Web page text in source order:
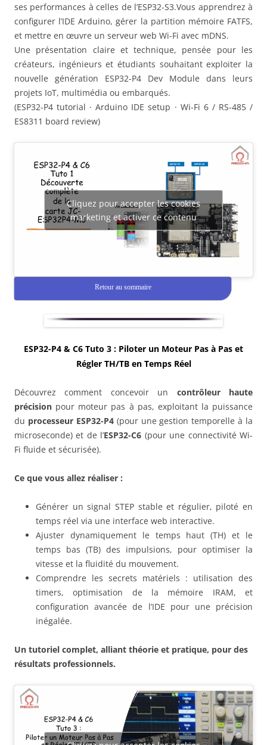
ses performances à celles de l’ESP32-S3.Vous apprendrez à
configurer l’IDE Arduino, gérer la partition mémoire FATFS,
et mettre en œuvre un serveur web Wi-Fi avec mDNS.
Une présentation claire et technique, pensée pour les
créateurs, ingénieurs et étudiants souhaitant exploiter la
nouvelle génération ESP32-P4 Dev Module dans leurs
projets IoT, multimédia ou embarqués.
(ESP32-P4 tutorial · Arduino IDE setup · Wi-Fi 6 / RS-485 /
ES8311 board review)
Cliquez pour accepter les cookies
marketing et activer ce contenu
Retour au sommaire
ESP32-P4 & C6 Tuto 3 : Piloter un Moteur Pas à Pas et
Régler TH/TB en Temps Réel
Découvrez comment concevoir un contrôleur haute
précision pour moteur pas à pas, exploitant la puissance
du processeur ESP32-P4(pour une gestion temporelle à la
microseconde) et de l’ESP32-C6 (pour une connectivité Wi-
Fi fluide et sécurisée).
Ce que vous allez réaliser :
Générer unsignal STEP stable et régulier, piloté en
temps réel via une interface web interactive.
Ajuster dynamiquement le temps haut (TH) et le
temps bas (TB) des impulsions, pour optimiser la
vitesse et la fluidité du mouvement.
Comprendre les secrets matériels : utilisation des
timers, optimisation de la mémoire IRAM, et
configuration avancée de l’IDE pour une précision
inégalée.
Un tutoriel complet, alliant théorie et pratique, pour des
résultats professionnels.